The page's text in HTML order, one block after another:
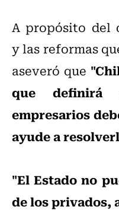
A propósito del
y las reformas
aseveró que
que
empresarios
ayude a
"El Estado no
de los privados,